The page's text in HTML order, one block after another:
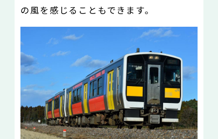
の風を感じることもできます。